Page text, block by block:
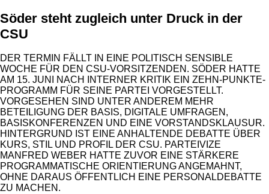
Söder steht zugleich unter Druck in der
CSU
DER TERMIN FÄLLT IN EINE POLITISCH SENSIBLE
WOCHE FÜR DEN CSU-VORSITZENDEN. SÖDER HATTE
AM 15. JUNI NACH INTERNER KRITIK EIN ZEHN-PUNKTE-
PROGRAMM FÜR SEINE PARTEI VORGESTELLT.
VORGESEHEN SIND UNTER ANDEREM MEHR
BETEILIGUNG DER BASIS, DIGITALE UMFRAGEN,
BASISKONFERENZEN UND EINE VORSTANDSKLAUSUR.
HINTERGRUND IST EINE ANHALTENDE DEBATTE ÜBER
KURS, STIL UND PROFIL DER CSU. PARTEIVIZE
MANFRED WEBER HATTE ZUVOR EINE STÄRKERE
PROGRAMMATISCHE ORIENTIERUNG ANGEMAHNT,
OHNE DARAUS ÖFFENTLICH EINE PERSONALDEBATTE
ZU MACHEN.